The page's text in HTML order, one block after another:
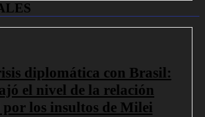
diplomática con Brasil:
el nivel de la relación
los insultos de Milei